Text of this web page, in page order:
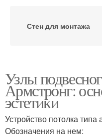
Стен для монтажа
Узлы
Армстронг:
эстетики
Устройство потолка типа
Обозначения на нем: